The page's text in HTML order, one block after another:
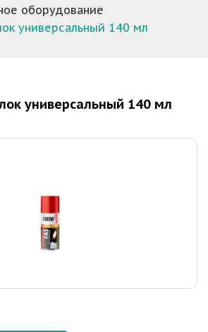
оборудование
универсальный 140 мл
универсальный 140 мл